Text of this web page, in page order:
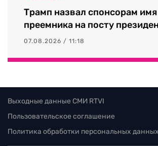
Трамп назвал спонсорам имя
преемника на посту
07.08.2026 / 11:18
Выходные данные СМИ RTVI
Пользовательское соглашение
Политика обработки персональных данных